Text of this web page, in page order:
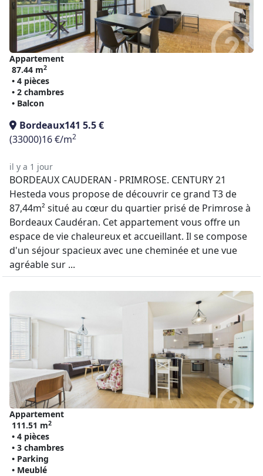
Appartement
87.44 m2
• 4 pièces
• 2 chambres
• Balcon
Bordeaux141 5.5 €
(33000)16 €/m2
il y a 1 jour
BORDEAUX CAUDERAN - PRIMROSE. CENTURY 21
Hesteda vous propose de découvrir ce grand T3 de
87,44m² situé au cœur du quartier prisé de Primrose à
Bordeaux Caudéran. Cet appartement vous offre un
espace de vie chaleureux et accueillant. Il se compose
d'un séjour spacieux avec une cheminée et une vue
agréable sur ...
Appartement
111.51 m2
• 4 pièces
• 3 chambres
• Parking
• Meublé